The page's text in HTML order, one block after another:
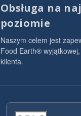
Obsługa na
poziomie
Naszym celem jest
Food Earth®
klienta.